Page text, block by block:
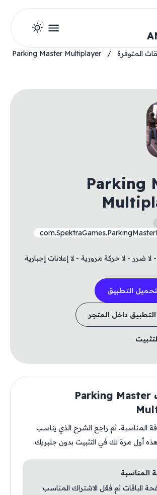
المتوفرة /
Parking Master Multiplayer
Parking
ضرر - لا حركة مرورية - لا إعلانات إجبارية
التطبيق
داخل المتجر
قبل تثبيت Parking Master
المناسبة، ثم راجع الشرح الذي يناسب
أول مرة لك في التثبيت بدون جلبريك.
الباقات ثم فعّل الاشتراك المناسب